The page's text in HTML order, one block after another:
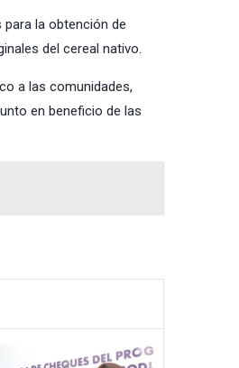
la obtención de
del cereal nativo.
a las comunidades,
en beneficio de las